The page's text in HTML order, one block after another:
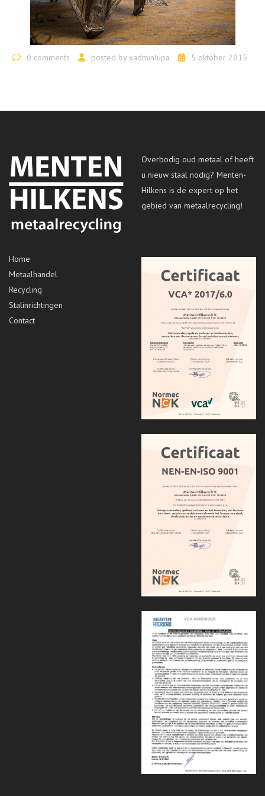
0 comments posted by xadminlupa 5 oktober 2015
Overbodig oud metaal of heeft
u nieuw staal nodig? Menten-
Hilkens is de expert op het
gebied van metaalrecycling!
Home
Metaalhandel
Recycling
Stalinrichtingen
Contact